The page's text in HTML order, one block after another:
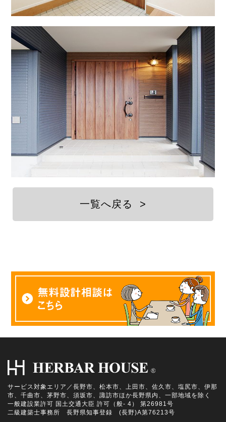
一覧へ戻る >
サービス対象エリア／長野市、松本市、上田市、佐久市、塩尻市、伊那
市、千曲市、茅野市、須坂市、諏訪市ほか長野県内、一部地域を除く
一般建設業許可 国土交通大臣 許可（般- 4） 第26981号
二級建築士事務所 長野県知事登録 (長野)A第76213号